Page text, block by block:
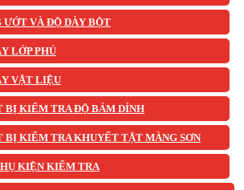
ƯỚT VÀ ĐỘ DÀY BỘT
LỚP PHỦ
VẬT LIỆU
BỊ KIỂM TRA ĐỘ BÁM DÍNH
BỊ KIỂM TRA KHUYẾT TẬT MÀNG SƠN
KIỆN KIỂM TRA